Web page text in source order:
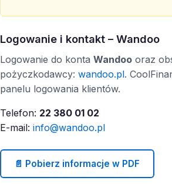
Logowanie i kontakt – Wandoo
Logowanie do konta Wandoo oraz
pożyczkodawcy: wandoo.pl.
panelu logowania klientów.
Telefon: 22 380 01 02
E-mail: info@wandoo.pl
📄 Pobierz informacje w PDF